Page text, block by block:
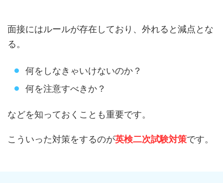
面接にはルールが存在しており、外れると減点とな
る。
何をしなきゃいけないのか？
何を注意すべきか？
などを知っておくことも重要です。
こういった対策をするのが英検二次試験対策です。